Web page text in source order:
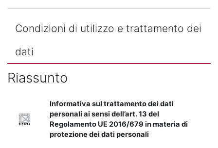
Condizioni di utilizzo e trattamento dei
dati
Riassunto
Informativa sul trattamento dei dati
personali ai sensi dell’art. 13 del
Regolamento UE 2016/679 in materia di
protezione dei dati personali